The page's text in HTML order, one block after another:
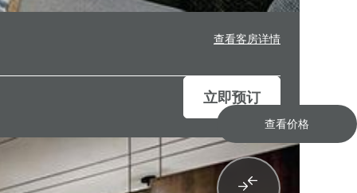
查看价格
查看客房详情
立即预订